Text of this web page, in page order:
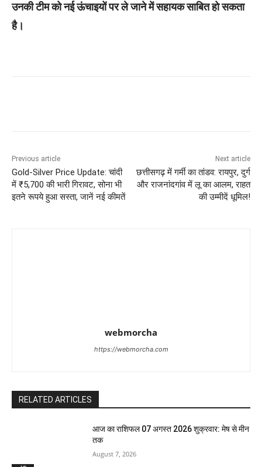
उनकी टीम को नई ऊंचाइयों पर ले जाने में सहायक साबित हो सकता
है।
Previous article
Gold-Silver Price Update: चांदी
में ₹5,700 की भारी गिरावट, सोना भी
इतने रूपये हुआ सस्ता, जानें नई कीमतें
Next article
छत्तीसगढ़ में गर्मी का तांडव: रायपुर, दुर्ग
और राजनांदगांव में लू का आलम, राहत
की उम्मीदें धूमिल!
webmorcha
https://webmorcha.com
RELATED ARTICLES
आज का राशिफल 07 अगस्त 2026 शुक्रवार: मेष से मीन
तक
August 7, 2026